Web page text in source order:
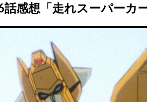
感想「走れスーパーカー